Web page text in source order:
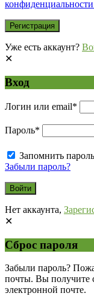
конфиденциальности
Уже есть аккаунт?
Вход
Логин или email*
Пароль*
Запомнить пароль
Забыли пароль?
Нет аккаунта,
Сброс пароля
Забыли пароль?
почты. Вы получите
электронной почте.